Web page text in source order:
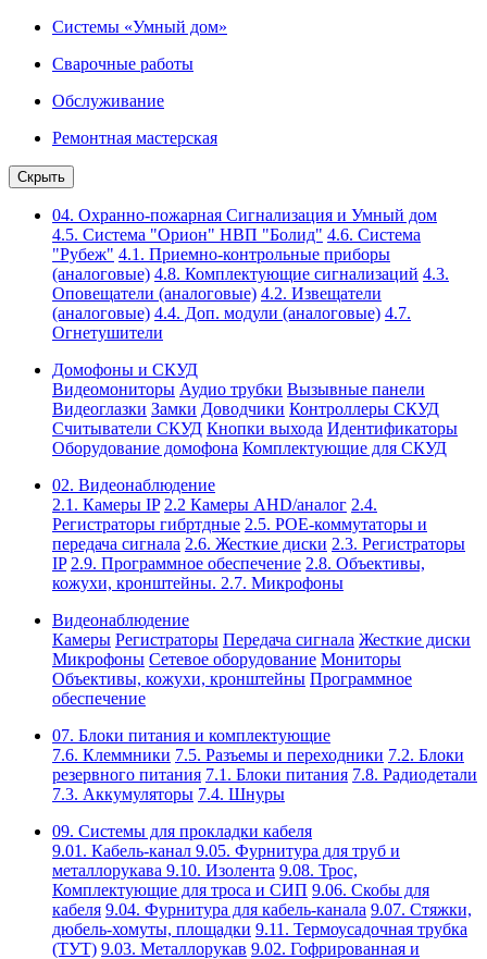
Системы «Умный дом»
Сварочные работы
Обслуживание
Ремонтная мастерская
Скрыть
04. Охранно-пожарная Сигнализация и Умный дом
4.5. Система "Орион" НВП "Болид" 4.6. Система
"Рубеж" 4.1. Приемно-контрольные приборы
(аналоговые) 4.8. Комплектующие сигнализаций 4.3.
Оповещатели (аналоговые) 4.2. Извещатели
(аналоговые) 4.4. Доп. модули (аналоговые) 4.7.
Огнетушители
Домофоны и СКУД
Видеомониторы Аудио трубки Вызывные панели
Видеоглазки Замки Доводчики Контроллеры СКУД
Считыватели СКУД Кнопки выхода Идентификаторы
Оборудование домофона Комплектующие для СКУД
02. Видеонаблюдение
2.1. Камеры IP 2.2 Камеры AHD/аналог 2.4.
Регистраторы гибртдные 2.5. РОЕ-коммутаторы и
передача сигнала 2.6. Жесткие диски 2.3. Регистраторы
IP 2.9. Программное обеспечение 2.8. Объективы,
кожухи, кронштейны. 2.7. Микрофоны
Видеонаблюдение
Камеры Регистраторы Передача сигнала Жесткие диски
Микрофоны Сетевое оборудование Мониторы
Объективы, кожухи, кронштейны Программное
обеспечение
07. Блоки питания и комплектующие
7.6. Клеммники 7.5. Разъемы и переходники 7.2. Блоки
резервного питания 7.1. Блоки питания 7.8. Радиодетали
7.3. Аккумуляторы 7.4. Шнуры
09. Системы для прокладки кабеля
9.01. Кабель-канал 9.05. Фурнитура для труб и
металлорукава 9.10. Изолента 9.08. Трос,
Комплектующие для троса и СИП 9.06. Скобы для
кабеля 9.04. Фурнитура для кабель-канала 9.07. Стяжки,
дюбель-хомуты, площадки 9.11. Термоусадочная трубка
(ТУТ) 9.03. Металлорукав 9.02. Гофрированная и